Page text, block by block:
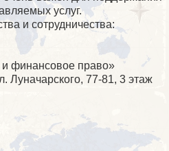
услуг.
и сотрудничества:
финансовое право»
Луначарского, 77-81, 3 этаж